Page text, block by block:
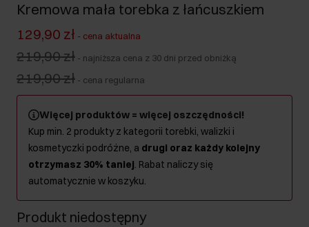
Kremowa mała torebka z łańcuszkiem
129,90 zł - cena aktualna
219,90 zł - najniższa cena z 30 dni przed obniżką
219,90 zł - cena regularna
Więcej produktów = więcej oszczędności!
Kup min. 2 produkty z kategorii torebki, walizki i
kosmetyczki podróżne, a drugi oraz każdy kolejny
otrzymasz 30% taniej. Rabat naliczy się
automatycznie w koszyku.
Produkt niedostępny